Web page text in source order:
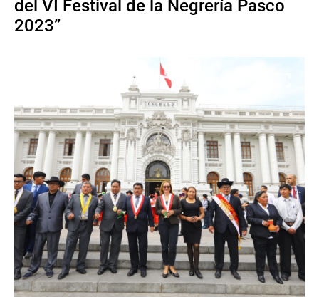
del VI Festival de la Negrería Pasco
2023”